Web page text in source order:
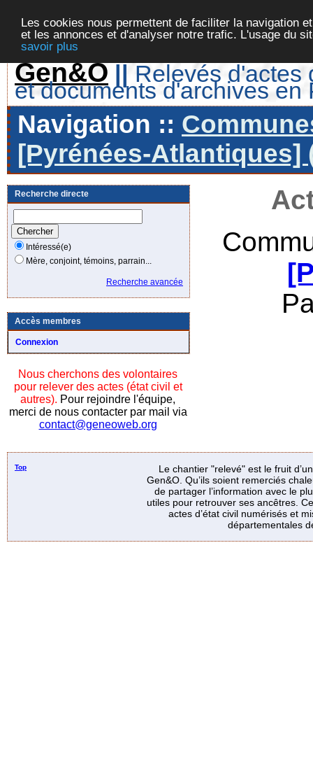
Les cookies nous permettent de faciliter la navigation
et les annonces et d'analyser notre trafic. L'usage du
savoir plus
Gen&O || Relevés d'actes
et documents d'archives en
Navigation ::
[Pyrénées-Atlantiques]
Recherche directe
Intéressé(e)
Mère, conjoint, témoins, parrain...
Recherche avancée
Accès membres
Connexion
Nous cherchons des volontaires
pour relever des actes (état civil et
autres). Pour rejoindre l'équipe,
merci de nous contacter par mail via
contact@geneoweb.org
Top
Le chantier "relevé" est le fruit
Gen&O. Qu’ils soient remerciés
de partager l’information avec le
utiles pour retrouver ses ancêtres.
actes d’état civil numérisés et
départementales